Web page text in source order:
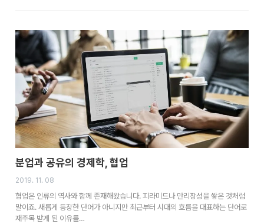
분업과 공유의 경제학, 협업
2019. 11. 08
협업은 인류의 역사와 함께 존재해왔습니다. 피라미드나 만리장성을 쌓은 것처럼
말이죠. 새롭게 등장한 단어가 아니지만 최근부터 시대의 흐름을 대표하는 단어로
재주목 받게 된 이유를…